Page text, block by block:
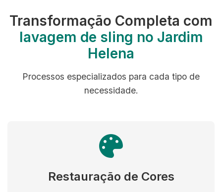
Transformação Completa com
lavagem de sling no Jardim
Helena
Processos especializados para cada tipo de
necessidade.
Restauração de Cores